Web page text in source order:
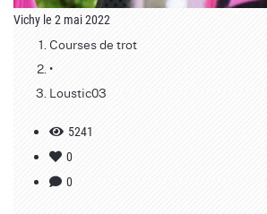
Vichy le 2 mai 2022
Courses de trot
•
Loustic03
5241
0
0